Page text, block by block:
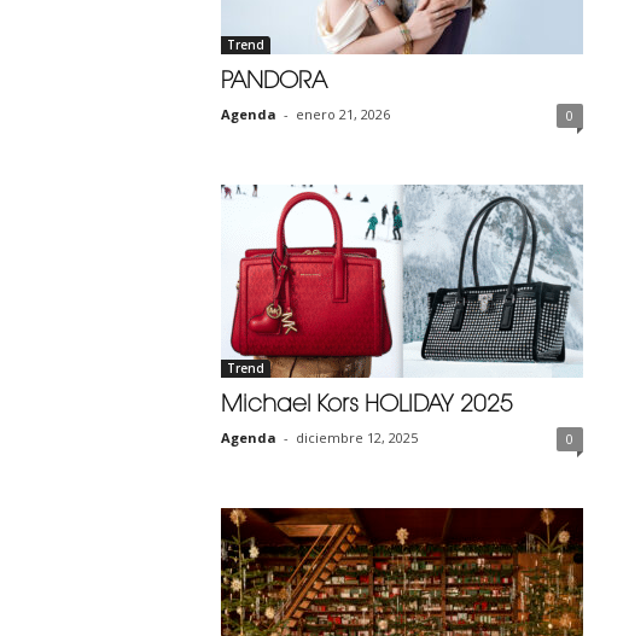
Trend
PANDORA
Agenda - enero 21, 2026 0
Trend
Michael Kors HOLIDAY 2025
Agenda - diciembre 12, 2025 0